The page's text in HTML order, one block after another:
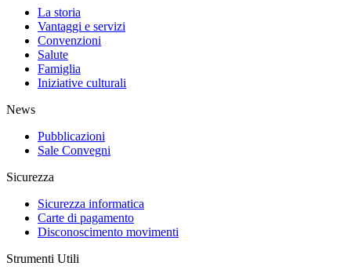
La storia
Vantaggi e servizi
Convenzioni
Salute
Famiglia
Iniziative culturali
News
Pubblicazioni
Sale Convegni
Sicurezza
Sicurezza informatica
Carte di pagamento
Disconoscimento movimenti
Strumenti Utili